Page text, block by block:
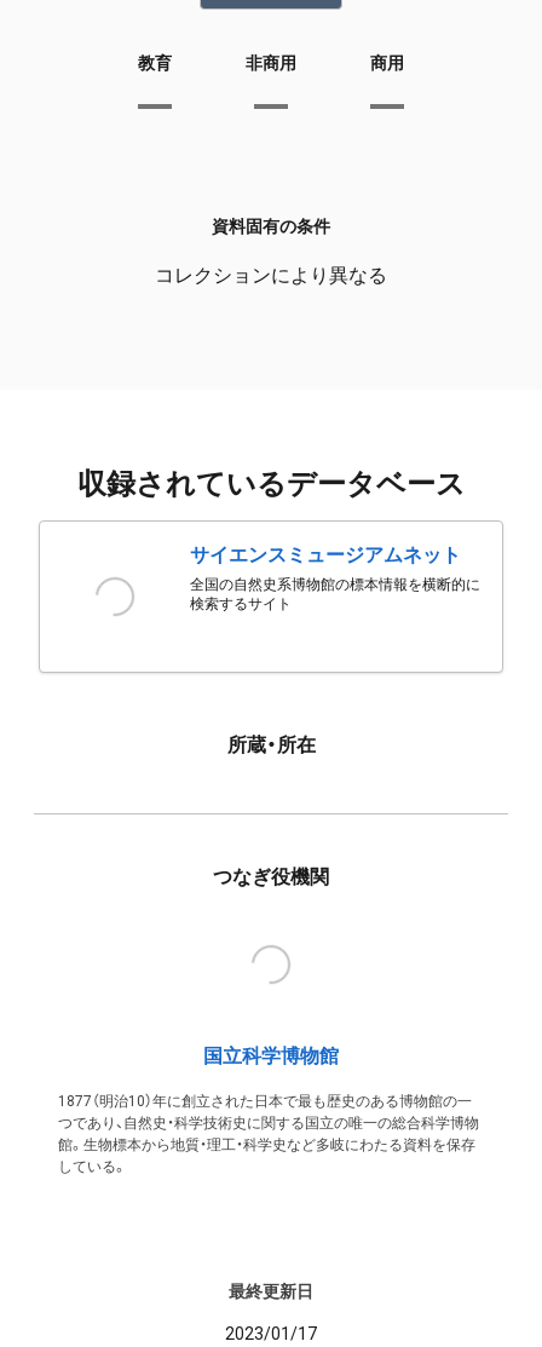
教育 非商用 商用
資料固有の条件
コレクションにより異なる
収録されているデータベース
サイエンスミュージアムネット
全国の自然史系博物館の標本情報を横断的に
検索するサイト
所蔵・所在
つなぎ役機関
国立科学博物館
1877（明治10）年に創立された日本で最も歴史のある博物館の一
つであり、自然史・科学技術史に関する国立の唯一の総合科学博物
館。生物標本から地質・理工・科学史など多岐にわたる資料を保存
している。
最終更新日
2023/01/17